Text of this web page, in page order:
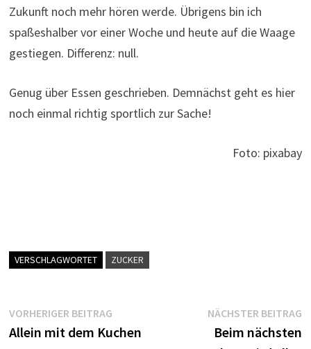
Zukunft noch mehr hören werde. Übrigens bin ich
spaßeshalber vor einer Woche und heute auf die Waage
gestiegen. Differenz: null.
Genug über Essen geschrieben. Demnächst geht es hier
noch einmal richtig sportlich zur Sache!
Foto: pixabay
VERSCHLAGWORTET ZUCKER
Beitragsnavigation
VORHERIGER BEITRAGVorheriger
Beitrag:
Allein mit dem Kuchen
NÄCHSTER BEITRAG
Beim nächsten